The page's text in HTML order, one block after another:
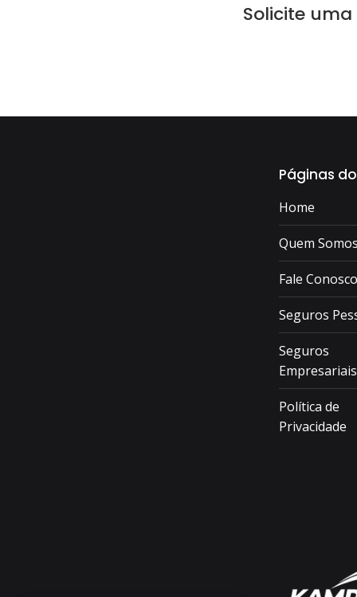
Solicite
Páginas
Home
Quem
Fale Conosco
Seguros
Seguros
Empresariais
Política de
Privacidade